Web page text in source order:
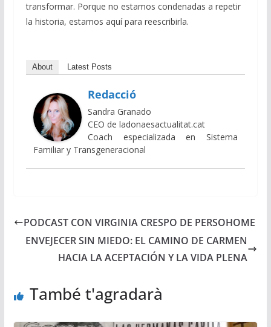
transformar. Porque no estamos condenadas a repetir
la historia, estamos aquí para reescribirla.
About Latest Posts
Redacció
Sandra Granado
CEO de ladonaesactualitat.cat
Coach especializada en Sistema
Familiar y Transgeneracional
PODCAST CON VIRGINIA CRESPO DE PERSOHOME
ENVEJECER SIN MIEDO: EL CAMINO DE CARMEN
HACIA LA ACEPTACIÓN Y LA VIDA PLENA
També t'agradarà